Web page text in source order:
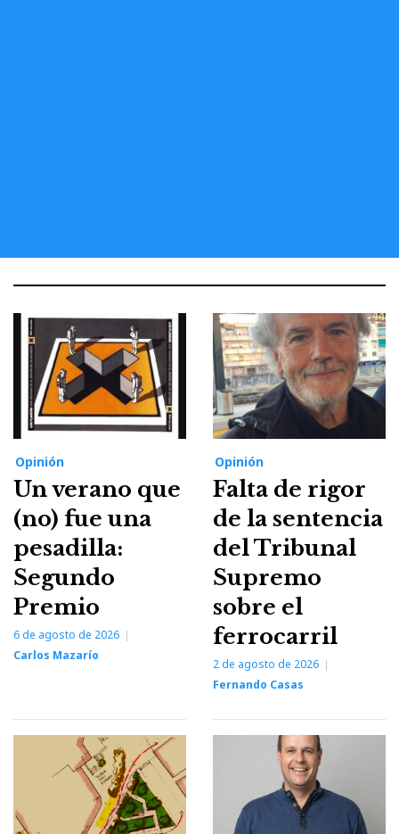
Opinión
Un verano que
(no) fue una
pesadilla:
Segundo
Premio
6 de agosto de 2026
Carlos Mazarío
Opinión
Falta de rigor
de la sentencia
del Tribunal
Supremo
sobre el
ferrocarril
2 de agosto de 2026
Fernando Casas